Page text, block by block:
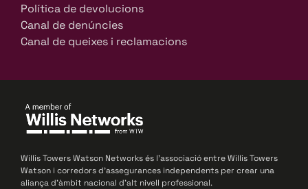
Política de devolucions
Canal de denúncies
Canal de queixes i reclamacions
Willis Towers Watson Networks és l’associació entre Willis Towers
Watson i corredors d’assegurances independents per crear una
aliança d’àmbit nacional d’alt nivell professional.